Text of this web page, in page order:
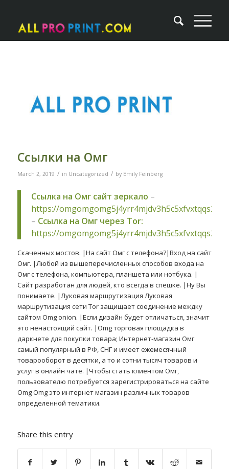
Ссылки на Омг
March 2, 2019 / in Uncategorized / by Emily Feinberg
Ссылка на Омг сайт зеркало –
https://
– Ссылка на Омг через Tor:
https://
Скаченных мостов. |На сайт Омг с телефона?|Вход на сайт
Омг. |Любой из вышеперечисленных способов входа на
Омг с телефона, компьютера, планшета или нотбука. |
Сайт разработан для людей, кто всегда в спешке. |Ну Вы
понимаете. |Луковая маршрутизация Луковая
маршрутизация сети Tor защищает соединение междку
сайтом Omg onion. |Если дизайн будет отличаться, значит
это ненастоящий сайт. |Omg торговая площадка в
даркнете для покупки товара; Интернет-магазин Омг
самый популярный в РФ, СНГ и имеет ежемесячный
товарооборот в десятки, а то и сотни тысяч товаров и
услуг в онлайн чате. |Чтобы стать клиентом Омг,
пользователю потребуется зарегистрироваться на сайте
Omg Omg это интернет магазин различных товаров
определенной тематики.
Share this entry